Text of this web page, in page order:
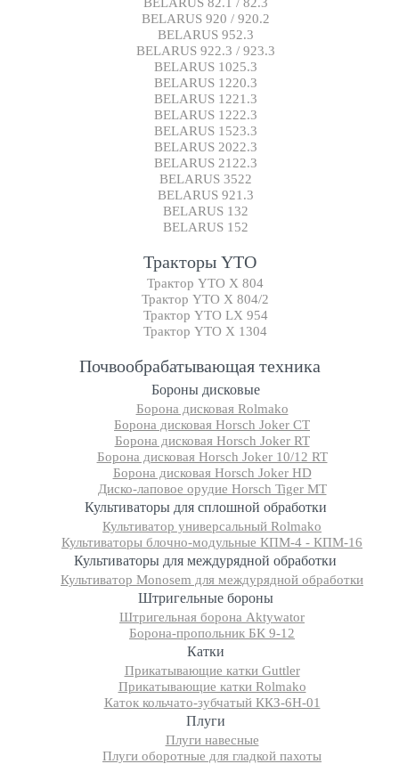
BELARUS 920 / 920.2
BELARUS 952.3
BELARUS 922.3 / 923.3
BELARUS 1025.3
BELARUS 1220.3
BELARUS 1221.3
BELARUS 1222.3
BELARUS 1523.3
BELARUS 2022.3
BELARUS 2122.3
BELARUS 3522
BELARUS 921.3
BELARUS 132
BELARUS 152
Тракторы YTO
Трактор YTO X 804
Трактор YTO X 804/2
Трактор YTO LX 954
Трактор YTO X 1304
Почвообрабатывающая техника
Бороны дисковые
Борона дисковая Rolmako
Борона дисковая Horsch Joker CT
Борона дисковая Horsch Joker RT
Борона дисковая Horsch Joker 10/12 RT
Борона дисковая Horsch Joker HD
Диско-лаповое орудие Horsch Tiger MT
Культиваторы для сплошной обработки
Культиватор универсальный Rolmako
Культиваторы блочно-модульные КПМ-4 - КПМ-16
Культиваторы для междурядной обработки
Культиватор Monosem для междурядной обработки
Штригельные бороны
Штригельная борона Aktywator
Борона-пропольник БК 9-12
Катки
Прикатывающие катки Guttler
Прикатывающие катки Rolmako
Каток кольчато-зубчатый ККЗ-6Н-01
Плуги
Плуги навесные
Плуги оборотные для гладкой пахоты